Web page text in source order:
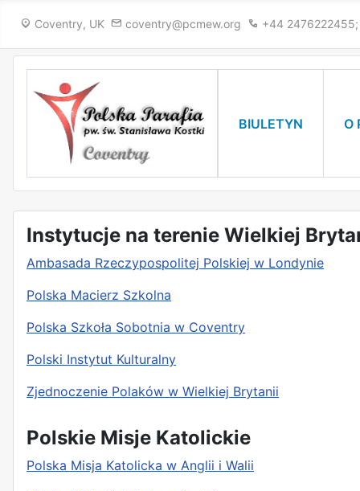
Coventry, UK coventry@pcmew.org +44
BIULETYN O
Instytucje na terenie Wielkiej
Ambasada Rzeczypospolitej Polskiej w Londynie
Polska Macierz Szkolna
Polska Szkoła Sobotnia w Coventry
Polski Instytut Kulturalny
Zjednoczenie Polaków w Wielkiej Brytanii
Polskie Misje Katolickie
Polska Misja Katolicka w Anglii i Walii